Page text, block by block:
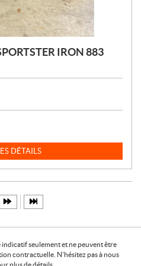
IRON 883
DÉTAILS
indicatif seulement et ne peuvent être
contractuelle. N'hésitez pas à nous